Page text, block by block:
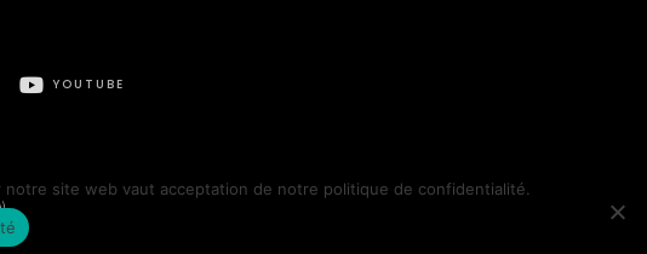
YOUTUBE
site web vaut acceptation de notre politique de confidentialité.